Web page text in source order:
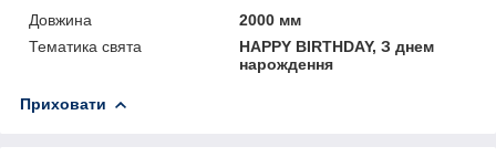
Довжина
2000 мм
Тематика свята
HAPPY BIRTHDAY, З днем
нарождення
Приховати